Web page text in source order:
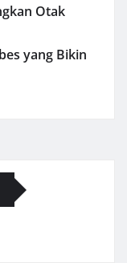
Otak
yang Bikin